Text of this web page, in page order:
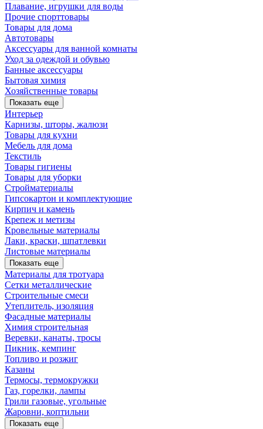
Плавание, игрушки для воды
Прочие спорттовары
Товары для дома
Автотовары
Аксессуары для ванной комнаты
Уход за одеждой и обувью
Банные аксессуары
Бытовая химия
Хозяйственные товары
Показать еще
Интерьер
Карнизы, шторы, жалюзи
Товары для кухни
Мебель для дома
Текстиль
Товары гигиены
Товары для уборки
Стройматериалы
Гипсокартон и комплектующие
Кирпич и камень
Крепеж и метизы
Кровельные материалы
Лаки, краски, шпатлевки
Листовые материалы
Показать еще
Материалы для тротуара
Сетки металлические
Строительные смеси
Утеплитель, изоляция
Фасадные материалы
Химия строительная
Веревки, канаты, тросы
Пикник, кемпинг
Топливо и розжиг
Казаны
Термосы, термокружки
Газ, горелки, лампы
Грили газовые, угольные
Жаровни, коптильни
Показать еще